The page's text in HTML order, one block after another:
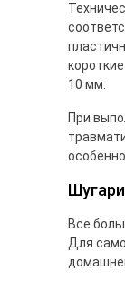
10 мм.
При
Все
Для